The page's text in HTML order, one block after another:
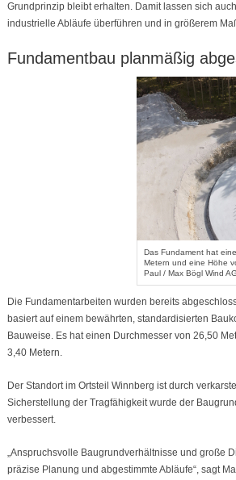
Grundprinzip bleibt erhalten. Damit lassen sich
industrielle Abläufe überführen und in größerem
Fundamentbau planmäßig
Das Fundament hat
Metern und eine Höhe
Paul / Max Bögl Wind AG
Die Fundamentarbeiten wurden bereits
basiert auf einem bewährten, standardisierten
Bauweise. Es hat einen Durchmesser von 26,50
3,40 Metern.
Der Standort im Ortsteil Winnberg ist durch
Sicherstellung der Tragfähigkeit wurde der
verbessert.
„Anspruchsvolle Baugrundverhältnisse und große
präzise Planung und abgestimmte Abläufe“, sagt